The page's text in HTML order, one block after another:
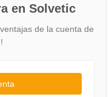
en Solvetic
de la cuenta de